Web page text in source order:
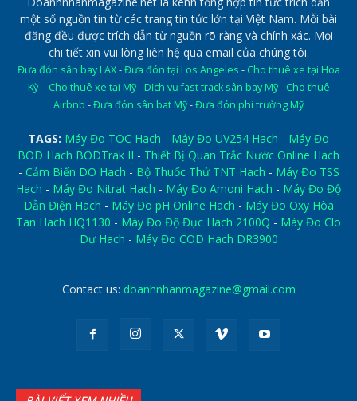
một số nguồn tin từ các trang tin tức lớn tại Việt Nam. Mỗi bài
đăng đều được trích dẫn từ nguồn rõ ràng và chính xác. Mọi
chi tiết xin vui lòng liên hệ qua email của chúng tôi.
Đưa đón sân bay LAX-Đưa đón tại Los Angeles - Cho thuê xe tại Hoa
Kỳ- Cho thuê xe tại Mỹ- Dịch vụ fast track sân bay Mỹ- Cho thuê
Airbnb -Đưa đón sân bat Mỹ-Đưa đón phi trường Mỹ
TAGS: Máy Đo TOC Hach - Máy Đo UV254 Hach - Máy Đo
BOD Hach BODTrak II - Thiết Bị Quan Trắc Nước Online Hach
- Cảm Biến DO Hach - Bộ Thuốc Thử TNT Hach - Máy Đo TSS
Hach - Máy Đo Nitrat Hach - Máy Đo Amoni Hach - Máy Đo Độ
Dẫn Điện Hach - Máy Đo pH Online Hach - Máy Đo Oxy Hòa
Tan Hach HQ1130 - Máy Đo Độ Đục Hach 2100Q - Máy Đo Clo
Dư Hach - Máy Đo COD Hach DR3900
Contact us: doanhnhanmagazine@gmail.com